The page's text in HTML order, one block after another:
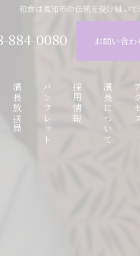
和食は高知市の伝統を受け継い
884-0080 お問い合わ
濱長放送局 パンフレット 採用情報 濱長について ア